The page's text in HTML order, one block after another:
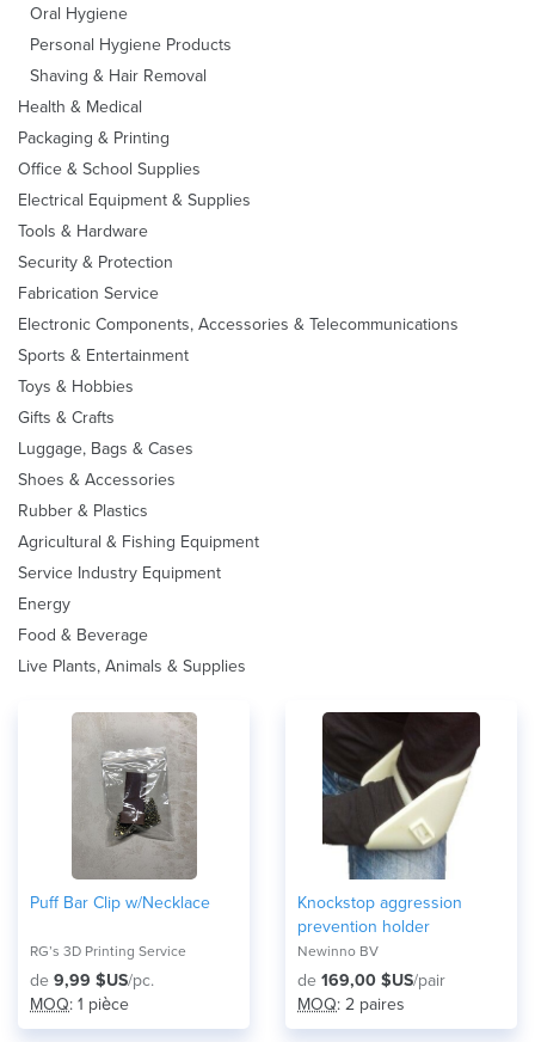
Oral Hygiene
Personal Hygiene Products
Shaving & Hair Removal
Health & Medical
Packaging & Printing
Office & School Supplies
Electrical Equipment & Supplies
Tools & Hardware
Security & Protection
Fabrication Service
Electronic Components, Accessories & Telecommunications
Sports & Entertainment
Toys & Hobbies
Gifts & Crafts
Luggage, Bags & Cases
Shoes & Accessories
Rubber & Plastics
Agricultural & Fishing Equipment
Service Industry Equipment
Energy
Food & Beverage
Live Plants, Animals & Supplies
Puff Bar Clip w/Necklace
RG’s 3D Printing Service
de 9,99 $US/pc.
MOQ: 1 pièce
Knockstop aggression
prevention holder
Newinno BV
de 169,00 $US/pair
MOQ: 2 paires